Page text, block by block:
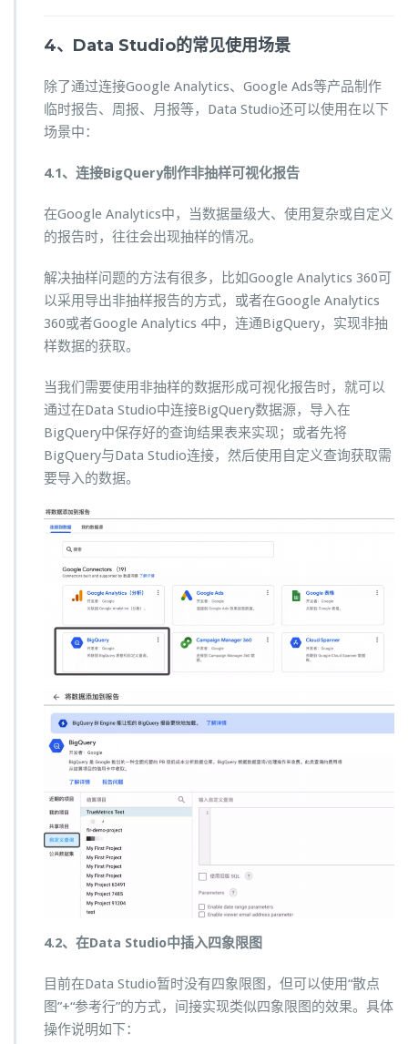
4、Data Studio的常见使用场景
除了通过连接Google Analytics、Google Ads等产品制作
临时报告、周报、月报等，Data Studio还可以使用在以下
场景中：
4.1、连接BigQuery制作非抽样可视化报告
在Google Analytics中，当数据量级大、使用复杂或自定义
的报告时，往往会出现抽样的情况。
解决抽样问题的方法有很多，比如Google Analytics 360可
以采用导出非抽样报告的方式，或者在Google Analytics
360或者Google Analytics 4中，连通BigQuery，实现非抽
样数据的获取。
当我们需要使用非抽样的数据形成可视化报告时，就可以
通过在Data Studio中连接BigQuery数据源，导入在
BigQuery中保存好的查询结果表来实现；或者先将
BigQuery与Data Studio连接，然后使用自定义查询获取需
要导入的数据。
4.2、在Data Studio中插入四象限图
目前在Data Studio暂时没有四象限图，但可以使用“散点
图”+“参考行”的方式，间接实现类似四象限图的效果。具体
操作说明如下：